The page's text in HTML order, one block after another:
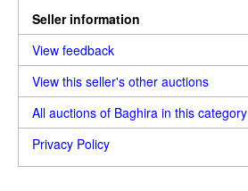
Seller information
View feedback
View this seller's other auctions
All auctions of Baghira in this category
Privacy Policy